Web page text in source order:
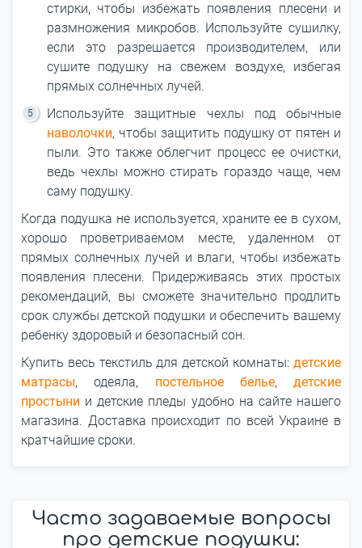
стирки, чтобы избежать появления плесени и
размножения микробов. Используйте сушилку,
если это разрешается производителем, или
сушите подушку на свежем воздухе, избегая
прямых солнечных лучей.
Используйте защитные чехлы под обычные
наволочки, чтобы защитить подушку от пятен и
пыли. Это также облегчит процесс ее очистки,
ведь чехлы можно стирать гораздо чаще, чем
саму подушку.
Когда подушка не используется, храните ее в сухом,
хорошо проветриваемом месте, удаленном от
прямых солнечных лучей и влаги, чтобы избежать
появления плесени. Придерживаясь этих простых
рекомендаций, вы сможете значительно продлить
срок службы детской подушки и обеспечить вашему
ребенку здоровый и безопасный сон.
Купить весь текстиль для детской комнаты: детские
матрасы, одеяла, постельное белье, детские
простыни и детские пледы удобно на сайте нашего
магазина. Доставка происходит по всей Украине в
кратчайшие сроки.
Часто задаваемые вопросы
про детские подушки: